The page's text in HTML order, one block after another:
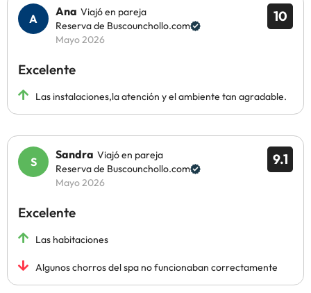
10
Ana Viajó en pareja
Reserva de Buscounchollo.com
Mayo 2026
Excelente
Las instalaciones,la atención y el ambiente tan agradable.
9.1
Sandra Viajó en pareja
Reserva de Buscounchollo.com
Mayo 2026
Excelente
Las habitaciones
Algunos chorros del spa no funcionaban correctamente